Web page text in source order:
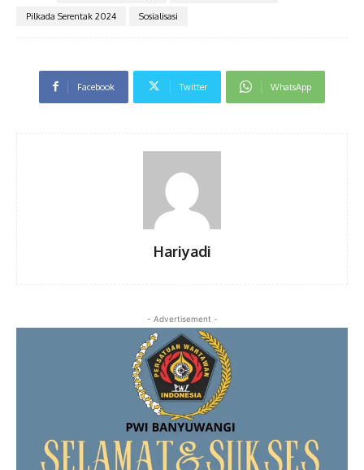
Pilkada Serentak 2024
Sosialisasi
Facebook Twitter WhatsApp
Hariyadi
- Advertisement -